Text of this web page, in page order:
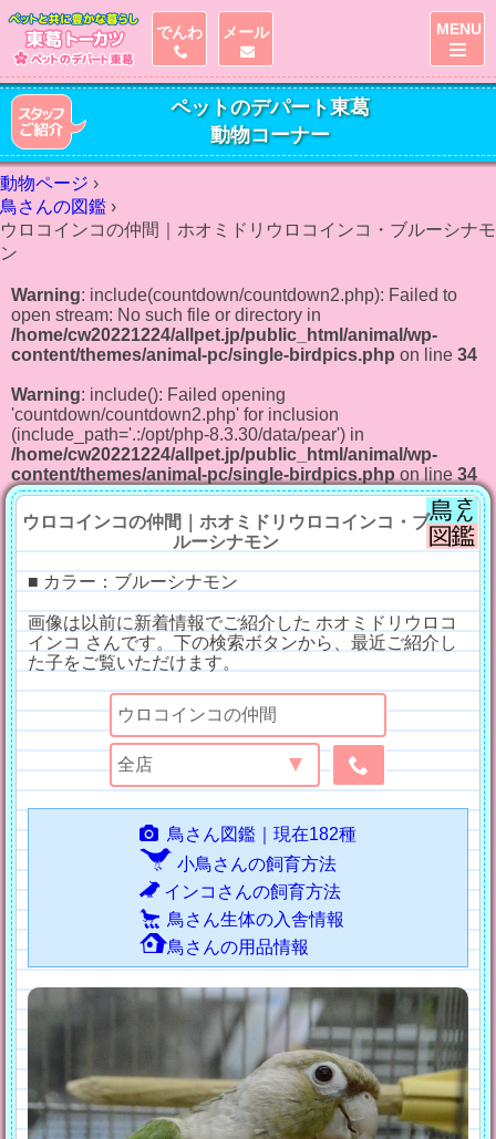
ペットのデパート東葛
動物コーナー
動物ページ ›
鳥さんの図鑑 ›
ウロコインコの仲間｜ホオミドリウロコインコ・ブルーシナモ
ン
Warning: include(countdown/countdown2.php): Failed to
open stream: No such file or directory in
/home/cw20221224/allpet.jp/public_html/animal/wp-
content/themes/animal-pc/single-birdpics.php on line 34
Warning: include(): Failed opening
'countdown/countdown2.php' for inclusion
(include_path='.:/opt/php-8.3.30/data/pear') in
/home/cw20221224/allpet.jp/public_html/animal/wp-
content/themes/animal-pc/single-birdpics.php on line 34
ウロコインコの仲間｜ホオミドリウロコインコ・ブ
ルーシナモン
■ カラー：ブルーシナモン
画像は以前に新着情報でご紹介した ホオミドリウロコ
インコ さんです。下の検索ボタンから、最近ご紹介し
た子をご覧いただけます。
鳥さん図鑑｜現在182種
小鳥さんの飼育方法
インコさんの飼育方法
鳥さん生体の入舎情報
鳥さんの用品情報
でんわ メール MENU